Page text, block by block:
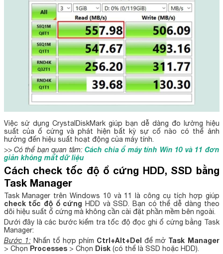
Việc sử dụng CrystalDiskMark giúp bạn dễ dàng đo lường hiệu
suất của ổ cứng và phát hiện bất kỳ sự cố nào có thể ảnh
hưởng đến hiệu suất hoạt động của máy tính.
>> Có thể bạn quan tâm:Cách chia ổ máy tính Win 10 và 11 đơn
giản không mất dữ liệu
Cách check tốc độ ổ cứng HDD, SSD bằng
Task Manager
Task Manager trên Windows 10 và 11 là công cụ tích hợp giúp
check tốc độ ổ cứng HDD và SSD. Bạn có thể dễ dàng theo
dõi hiệu suất ổ cứng mà không cần cài đặt phần mềm bên ngoài.
Dưới đây là các bước kiểm tra tốc độ đọc ghi ổ cứng bằng Task
Manager:
Bước 1:Nhấn tổ hợp phím Ctrl+Alt+Del để mở Task Manager
> Chọn Processes> Chọn Disk(có thể là SSD hoặc HDD).